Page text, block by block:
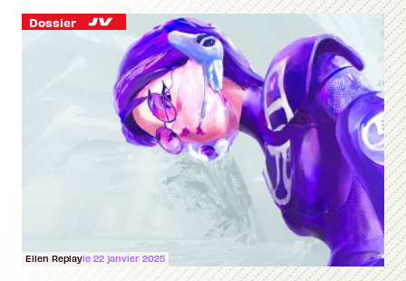
Dossier
Ellen Replayle 22 janvier 2025